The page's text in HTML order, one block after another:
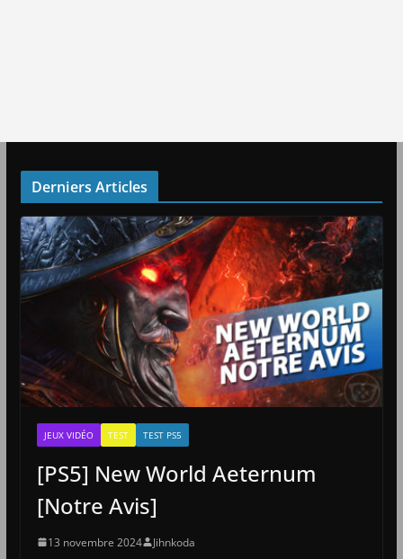
Derniers Articles
JEUX VIDÉO TEST TEST PS5
[PS5] New World Aeternum
[Notre Avis]
13 novembre 2024 Jihnkoda